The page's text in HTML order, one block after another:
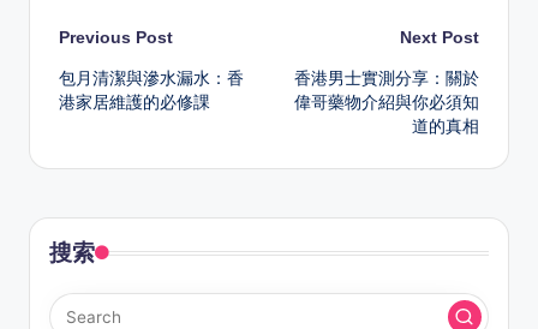
Post
navigation
Previous Post
包月清潔與滲水漏水：香
港家居維護的必修課
Next Post
香港男士實測分享：關於
偉哥藥物介紹與你必須知
道的真相
搜索